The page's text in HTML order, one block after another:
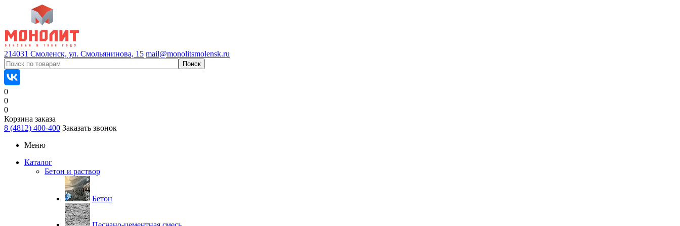
214031 Смоленск, ул. Смольянинова, 15 mail@monolitsmolensk.ru
0
0
0
Корзина заказа
8 (4812) 400-400 Заказать звонок
Меню
Каталог
Бетон и раствор
Бетон